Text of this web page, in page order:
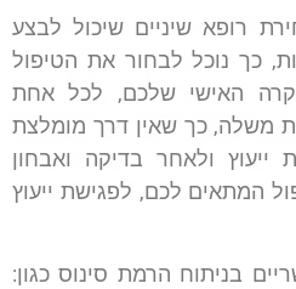
רופא שיניים שיכול לבצע
ההרמות, כך נוכל לבחור את הטיפול
האישי שלכם, לכל אחת
משלה, כך שאין דרך מומלצת
ולאחר בדיקה ואבחון
המתאים לכם, לפגישת ייעוץ
בניתוח הרמת סינוס כגון: